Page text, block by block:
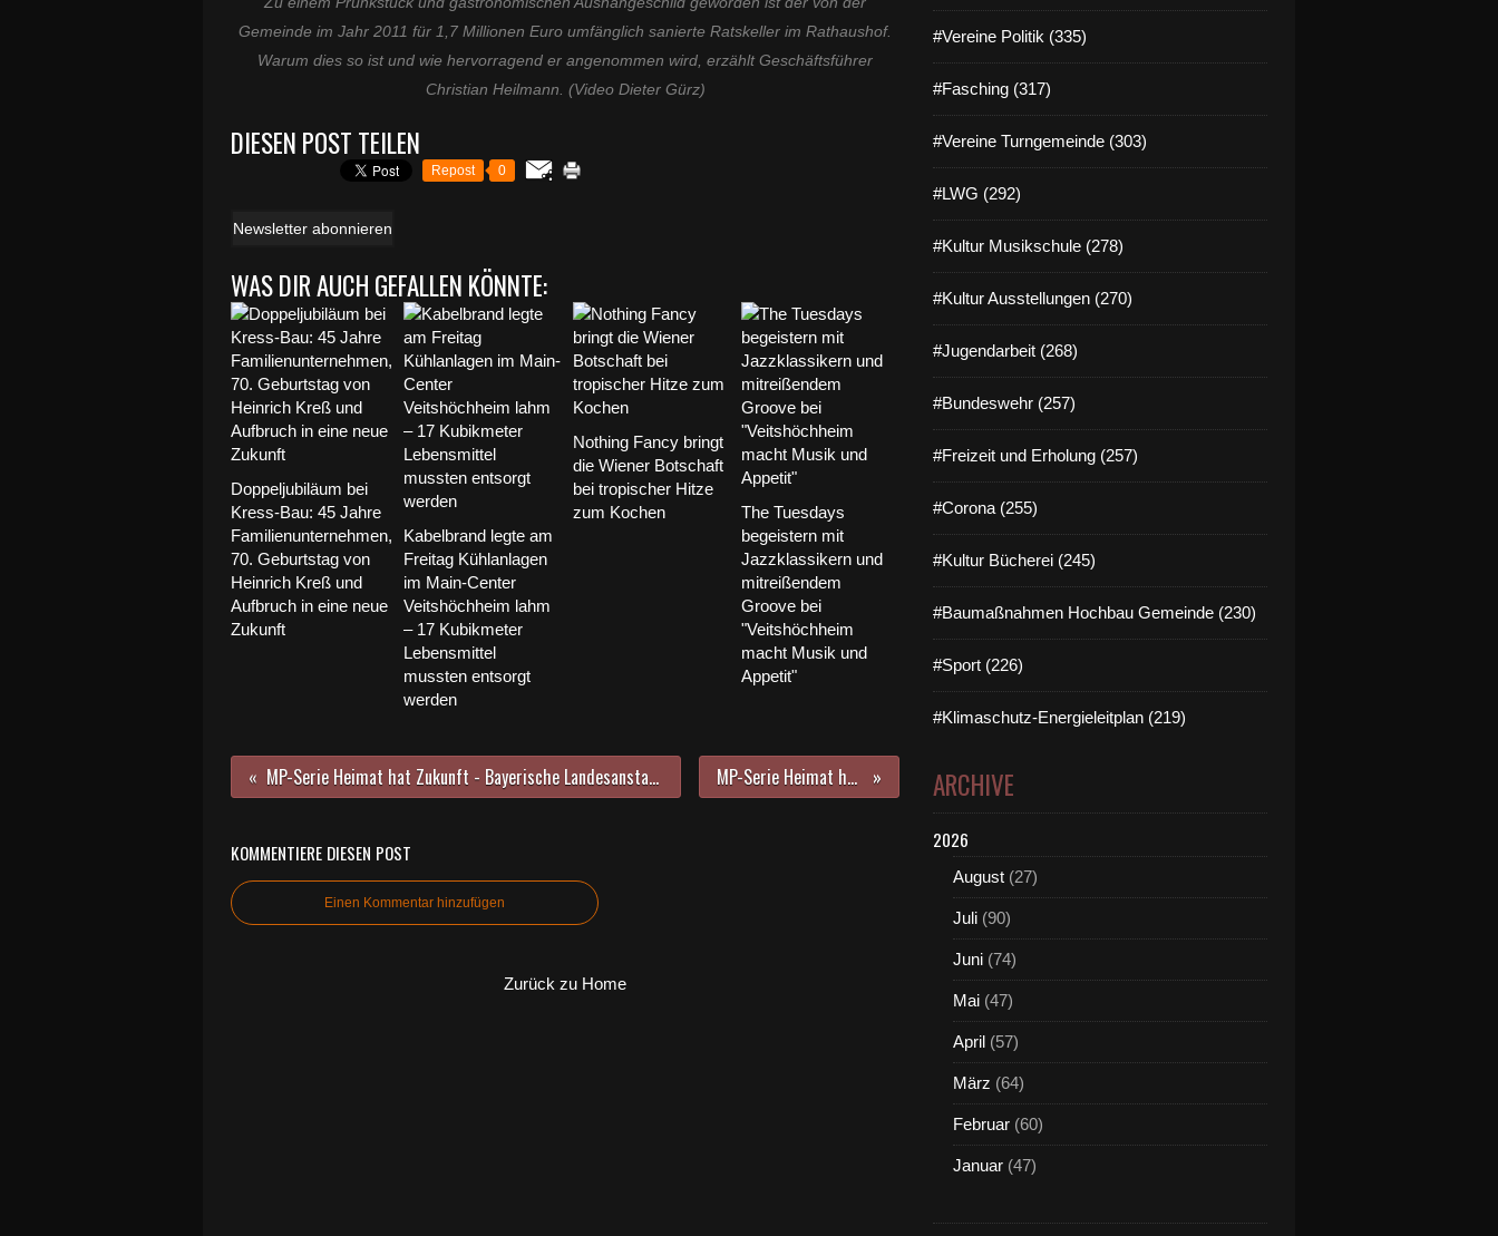
Gemeinde im Jahr 2011 für 1,7 Millionen Euro umfänglich sanierte Ratskeller im Rathaushof.
Warum dies so ist und wie hervorragend er angenommen wird, erzählt Geschäftsführer
Christian Heilmann. (Video Dieter Gürz)
DIESEN POST TEILEN
Repost 0
Newsletter abonnieren
WAS DIR AUCH GEFALLEN KÖNNTE:
Doppeljubiläum bei
Kress-Bau: 45 Jahre
Familienunternehmen,
70. Geburtstag von
Heinrich Kreß und
Aufbruch in eine neue
Zukunft
Kabelbrand legte am
Freitag Kühlanlagen
im Main-Center
Veitshöchheim lahm
– 17 Kubikmeter
Lebensmittel
mussten entsorgt
werden
Nothing Fancy bringt
die Wiener Botschaft
bei tropischer Hitze
zum Kochen
The Tuesdays
begeistern mit
Jazzklassikern und
mitreißendem
Groove bei
"Veitshöchheim
macht Musik und
Appetit"
MP-Serie Heimat hat Zukunft - Bayerische Landesanstalt für Weinbau und Gartenbau (LWG) hat als Forschungsstätte und Impulsgeber die Zukunft voll im Visier MP-Serie Heimat hat Zukunft in Veitshöchheim - Eishöchheim
KOMMENTIERE DIESEN POST
Einen Kommentar hinzufügen
Zurück zu Home
#Vereine Politik (335)
#Fasching (317)
#Vereine Turngemeinde (303)
#LWG (292)
#Kultur Musikschule (278)
#Kultur Ausstellungen (270)
#Jugendarbeit (268)
#Bundeswehr (257)
#Freizeit und Erholung (257)
#Corona (255)
#Kultur Bücherei (245)
#Baumaßnahmen Hochbau Gemeinde (230)
#Sport (226)
#Klimaschutz-Energieleitplan (219)
ARCHIVE
2026
August (27)
Juli (90)
Juni (74)
Mai (47)
April (57)
März (64)
Februar (60)
Januar (47)